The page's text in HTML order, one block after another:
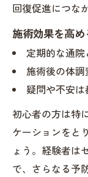
回復促進につな
施術効果を高
定期的な通
施術後の体
疑問や不安
初心者の方は特
ケーションをと
ょう。経験者は
で、さらなる予